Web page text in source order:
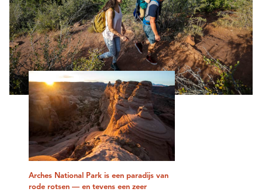
Arches National Park is een paradijs van
rode rotsen — en tevens een zeer